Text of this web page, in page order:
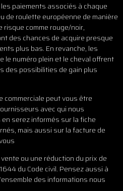
paiements associés à chaque
de roulette européenne de manière
risque comme rouge/noir,
des chances de acquire presque
plus bas. En revanche, les
le numéro plein et le cheval offrent
des possibilities de gain plus
commerciale peut vous être
avec qui nous
serez informés sur la fiche
mais aussi sur la facture de
ou une réduction du prix de
du Code civil. Pensez aussi à
des informations nous